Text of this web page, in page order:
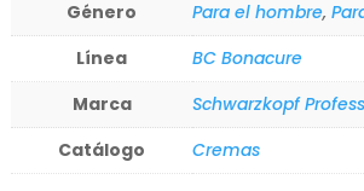
Género Para el hombre,
Línea
BC Bonacure
Marca
Schwarzkopf
Catálogo
Cremas